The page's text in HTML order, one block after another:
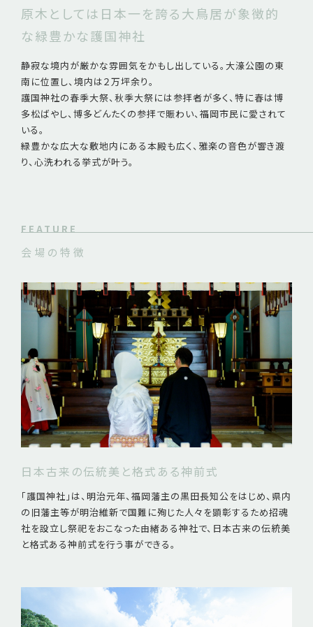
原木としては日本一を誇る大鳥居が象徴的
な緑豊かな護国神社
静寂な境内が厳かな雰囲気をかもし出している。大濠公園の東
南に位置し、境内は２万坪余り。
護国神社の春季大祭、秋季大祭には参拝者が多く、特に春は博
多松ばやし、博多どんたくの参拝で賑わい、福岡市民に愛されて
いる。
緑豊かな広大な敷地内にある本殿も広く、雅楽の音色が響き渡
り、心洗われる挙式が叶う。
FEATURE
会場の特徴
日本古来の伝統美と格式ある神前式
「護国神社」は、明治元年、福岡藩主の黒田長知公をはじめ、県内
の旧藩主等が明治維新で国難に殉じた人々を顕彰するため招魂
社を設立し祭祀をおこなった由緒ある神社で、日本古来の伝統美
と格式ある神前式を行う事ができる。